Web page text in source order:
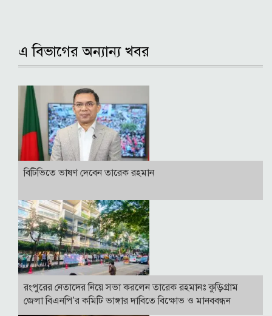
এ বিভাগের অন্যান্য খবর
বি‌টি‌ভিতে ভাষণ দেবেন তারেক রহমান
রংপুরের নেতাদের নিয়ে সভা করলেন তারেক রহমানঃ কুড়িগ্রাম
জেলা বিএনপি’র কমিটি ভাঙ্গার দাবিতে বিক্ষোভ ও মানববন্ধন